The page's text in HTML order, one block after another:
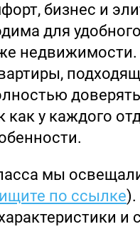
бизнес и
для
как у каждого
мы
ищите по ссылке).
и